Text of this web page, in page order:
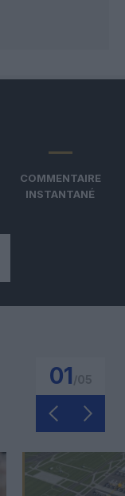
COMMENTAIRE
INSTANTANÉ
01